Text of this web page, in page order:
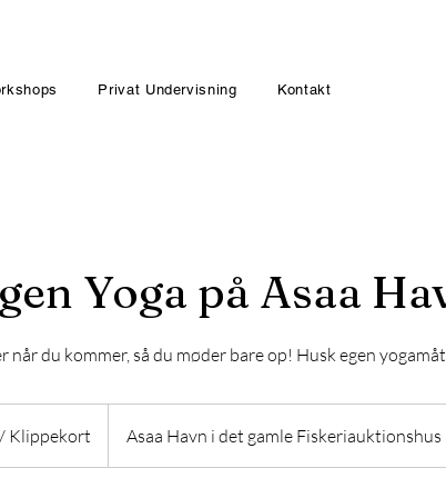
Privat Undervisning Kontakt
Yoga på Asaa
når du kommer, så du møder bare op! Husk egen
Klippekort Asaa Havn i det gamle Fiskeriauktionshus